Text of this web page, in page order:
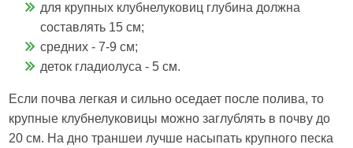
для крупных клубнелуковиц глубина должна
составлять 15 см;
средних - 7-9 см;
деток гладиолуса - 5 см.
Если почва легкая и сильно оседает после полива, то
крупные клубнелуковицы можно заглублять в почву до
20 см. На дно траншеи лучше насыпать крупного песка